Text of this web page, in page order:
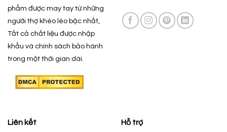
phẩm được may tay từ những
người thợ khéo léo bậc nhất,
Tất cả chất liệu được nhập
khẩu và chính sách bảo hành
trong một thời gian dài.
Liên kết Hỗ trợ